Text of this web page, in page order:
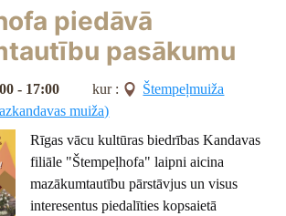
piedāvā
pasākumu
- 17:00 kur :
Štempeļmuiža
muiža)
Rīgas vācu kultūras biedrības Kandavas
filiāle "Štempeļhofa" laipni aicina
mazākumtautību pārstāvjus un visus
interesentus piedalīties kopsaietā